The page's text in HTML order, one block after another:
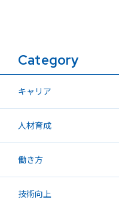
Category
キャリア
人材育成
働き方
技術向上